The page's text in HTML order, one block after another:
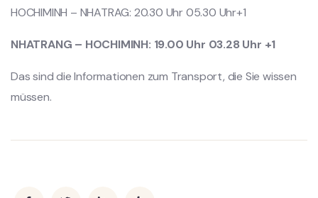
HOCHIMINH – NHATRAG: 20.30 Uhr 05.30 Uhr+1
NHATRANG – HOCHIMINH: 19.00 Uhr 03.28 Uhr +1
Das sind die Informationen zum Transport, die Sie wissen
müssen.